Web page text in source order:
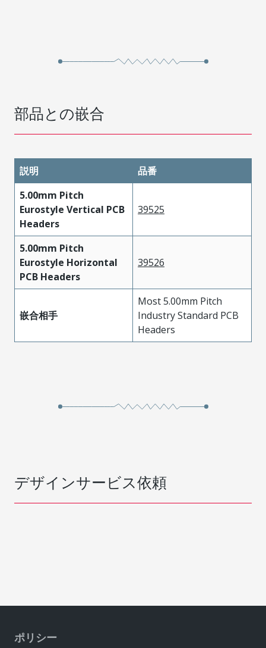
部品との嵌合
説明
品番
5.00mm Pitch
Eurostyle Vertical PCB
Headers
39525
5.00mm Pitch
Eurostyle Horizontal
PCB Headers
39526
嵌合相手
Most 5.00mm Pitch
Industry Standard PCB
Headers
デザインサービス依頼
ポリシー